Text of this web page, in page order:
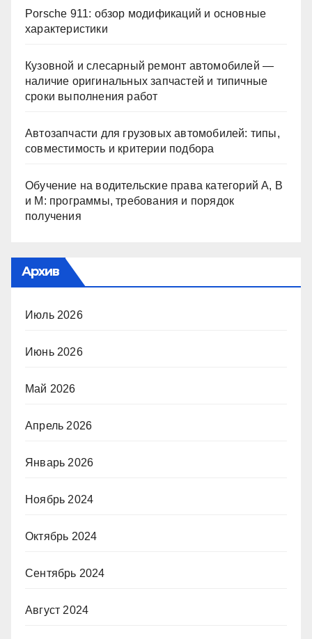
Porsche 911: обзор модификаций и основные
характеристики
Кузовной и слесарный ремонт автомобилей —
наличие оригинальных запчастей и типичные
сроки выполнения работ
Автозапчасти для грузовых автомобилей: типы,
совместимость и критерии подбора
Обучение на водительские права категорий A, B
и M: программы, требования и порядок
получения
Архив
Июль 2026
Июнь 2026
Май 2026
Апрель 2026
Январь 2026
Ноябрь 2024
Октябрь 2024
Сентябрь 2024
Август 2024